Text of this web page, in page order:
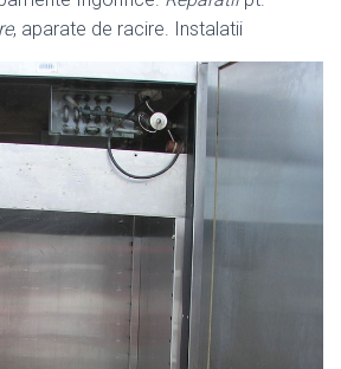
, aparate de racire. Instalatii